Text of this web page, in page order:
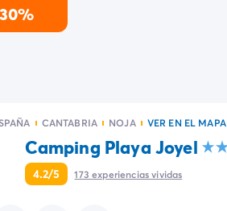
30%
CANTABRIA NOJA VER EN EL MAPA
Camping Playa Joyel
4.2/5 173experiencias vividas